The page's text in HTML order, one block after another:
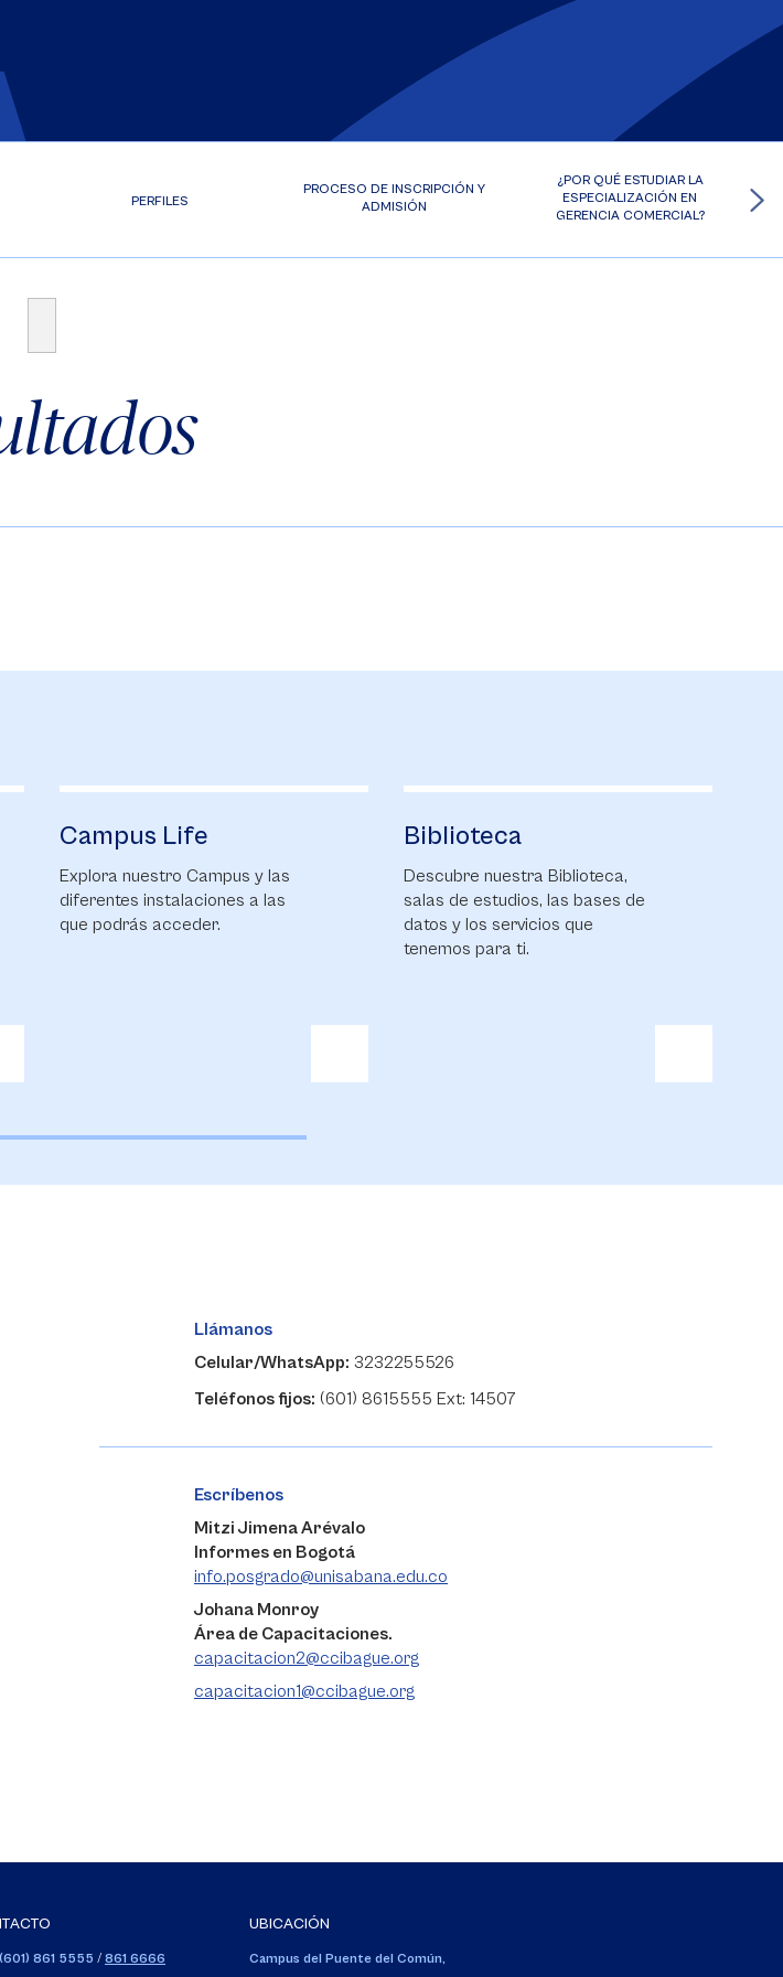
PERFILES
PROCESO DE INSCRIPCIÓN Y
ADMISIÓN
¿POR QUÉ ESTUDIAR LA
ESPECIALIZACIÓN EN
GERENCIA COMERCIAL?
Campus Life
Explora nuestro Campus y las
diferentes instalaciones a las
que podrás acceder.
Biblioteca
Descubre nuestra Biblioteca,
salas de estudios, las bases de
datos y los servicios que
tenemos para ti.
Llámanos
Celular/WhatsApp: 3232255526
Teléfonos fijos: (601) 8615555 Ext: 14507
Escríbenos
Mitzi Jimena Arévalo
Informes en Bogotá
info.posgrado@unisabana.edu.co
Johana Monroy
Área de Capacitaciones.
capacitacion2@ccibague.org
capacitacion1@ccibague.org
861 5555 / 861 6666
UBICACIÓN
Campus del Puente del Común,